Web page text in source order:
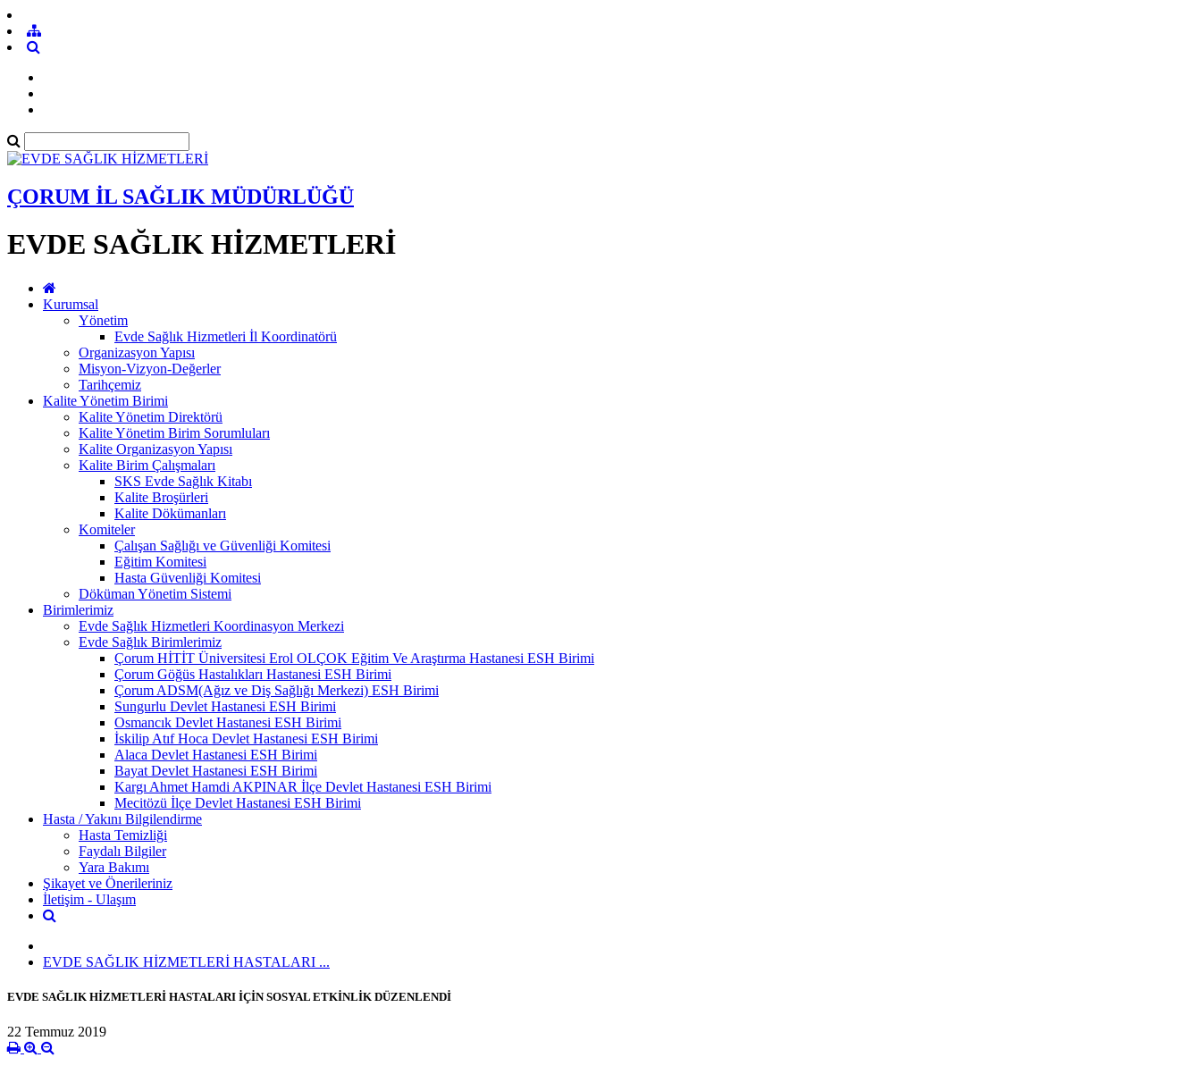
ÇORUM İL SAĞLIK MÜDÜRLÜĞÜ
EVDE SAĞLIK HİZMETLERİ
Kurumsal
Yönetim
Evde Sağlık Hizmetleri İl Koordinatörü
Organizasyon Yapısı
Misyon-Vizyon-Değerler
Tarihçemiz
Kalite Yönetim Birimi
Kalite Yönetim Direktörü
Kalite Yönetim Birim Sorumluları
Kalite Organizasyon Yapısı
Kalite Birim Çalışmaları
SKS Evde Sağlık Kitabı
Kalite Broşürleri
Kalite Dökümanları
Komiteler
Çalışan Sağlığı ve Güvenliği Komitesi
Eğitim Komitesi
Hasta Güvenliği Komitesi
Döküman Yönetim Sistemi
Birimlerimiz
Evde Sağlık Hizmetleri Koordinasyon Merkezi
Evde Sağlık Birimlerimiz
Çorum HİTİT Üniversitesi Erol OLÇOK Eğitim Ve Araştırma Hastanesi ESH Birimi
Çorum Göğüs Hastalıkları Hastanesi ESH Birimi
Çorum ADSM(Ağız ve Diş Sağlığı Merkezi) ESH Birimi
Sungurlu Devlet Hastanesi ESH Birimi
Osmancık Devlet Hastanesi ESH Birimi
İskilip Atıf Hoca Devlet Hastanesi ESH Birimi
Alaca Devlet Hastanesi ESH Birimi
Bayat Devlet Hastanesi ESH Birimi
Kargı Ahmet Hamdi AKPINAR İlçe Devlet Hastanesi ESH Birimi
Mecitözü İlçe Devlet Hastanesi ESH Birimi
Hasta / Yakını Bilgilendirme
Hasta Temizliği
Faydalı Bilgiler
Yara Bakımı
Şikayet ve Önerileriniz
İletişim - Ulaşım
EVDE SAĞLIK HİZMETLERİ HASTALARI ...
EVDE SAĞLIK HİZMETLERİ HASTALARI İÇİN SOSYAL ETKİNLİK DÜZENLENDİ
22 Temmuz 2019